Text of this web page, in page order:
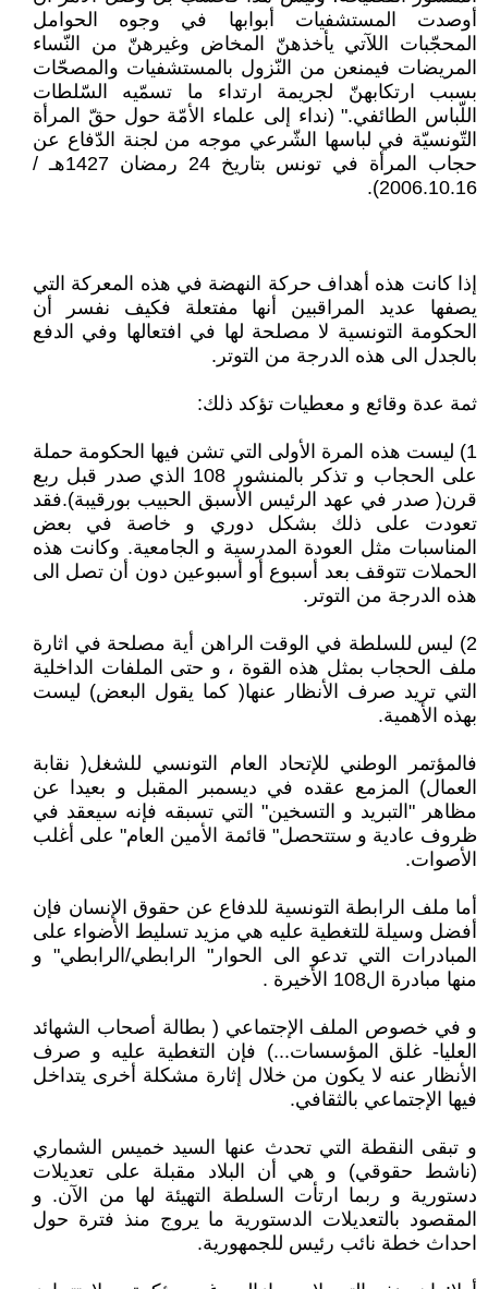
أوصدت المستشفيات أبوابها في وجوه الحوامل
المحجّبات اللآتي يأخذهنّ المخاض وغيرهنّ من النّساء
المريضات فيمنعن من النّزول بالمستشفيات والمصحّات
بسبب ارتكابهنّ لجريمة ارتداء ما تسمّيه السّلطات
اللّباس الطائفي." (نداء إلى علماء الأمّة حول حقّ المرأة
التّونسيّة في لباسها الشّرعي موجه من لجنة الدّفاع عن
حجاب المرأة في تونس بتاريخ 24 رمضان 1427هـ /
2006.10.16).
إذا كانت هذه أهداف حركة النهضة في هذه المعركة التي
يصفها عديد المراقبين أنها مفتعلة فكيف نفسر أن
الحكومة التونسية لا مصلحة لها في افتعالها وفي الدفع
بالجدل الى هذه الدرجة من التوتر.
ثمة عدة وقائع و معطيات تؤكد ذلك:
1) ليست هذه المرة الأولى التي تشن فيها الحكومة حملة
على الحجاب و تذكر بالمنشور 108 الذي صدر قبل ربع
قرن( صدر في عهد الرئيس الأسبق الحبيب بورقيبة).فقد
تعودت على ذلك بشكل دوري و خاصة في بعض
المناسبات مثل العودة المدرسية و الجامعية. وكانت هذه
الحملات تتوقف بعد أسبوع أو أسبوعين دون أن تصل الى
هذه الدرجة من التوتر.
2) ليس للسلطة في الوقت الراهن أية مصلحة في اثارة
ملف الحجاب بمثل هذه القوة ، و حتى الملفات الداخلية
التي تريد صرف الأنظار عنها( كما يقول البعض) ليست
بهذه الأهمية.
فالمؤتمر الوطني للإتحاد العام التونسي للشغل( نقابة
العمال) المزمع عقده في ديسمبر المقبل و بعيدا عن
مظاهر "التبريد و التسخين" التي تسبقه فإنه سيعقد في
ظروف عادية و ستتحصل" قائمة الأمين العام" على أغلب
الأصوات.
أما ملف الرابطة التونسية للدفاع عن حقوق الإنسان فإن
أفضل وسيلة للتغطية عليه هي مزيد تسليط الأضواء على
المبادرات التي تدعو الى الحوار" الرابطي/الرابطي" و
منها مبادرة ال108 الأخيرة .
و في خصوص الملف الإجتماعي ( بطالة أصحاب الشهائد
العليا- غلق المؤسسات...) فإن التغطية عليه و صرف
الأنظار عنه لا يكون من خلال إثارة مشكلة أخرى يتداخل
فيها الإجتماعي بالثقافي.
و تبقى النقطة التي تحدث عنها السيد خميس الشماري
(ناشط حقوقي) و هي أن البلاد مقبلة على تعديلات
دستورية و ربما ارتأت السلطة التهيئة لها من الآن. و
المقصود بالتعديلات الدستورية ما يروج منذ فترة حول
احداث خطة نائب رئيس للجمهورية.